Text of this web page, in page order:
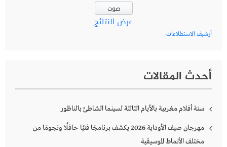
عرض النتائج
أرشيف الاستطلاعات
أحدث المقالات
ستة أفلام مغربية بالأيام الثالثة لسينما الشاطئ بالناظور
مهرجان صيف الأوداية 2026 يكشف برنامجًا فنيًا حافلًا ونجومًا من
مختلف الأنماط الموسيقية